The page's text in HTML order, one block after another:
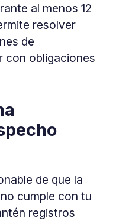
al menos 12
resolver
de
con obligaciones
de que la
cumple con tu
registros